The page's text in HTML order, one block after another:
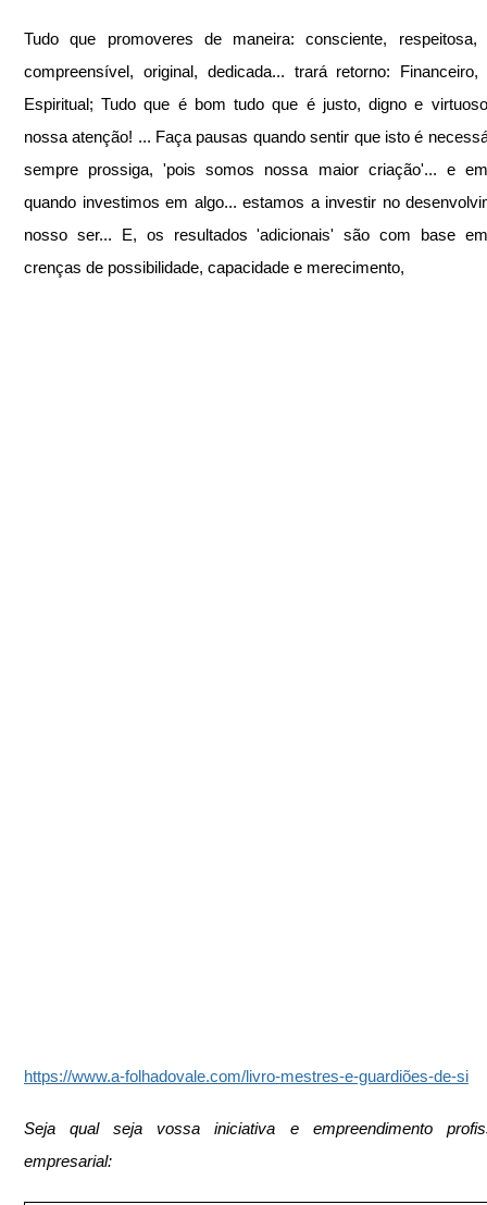
Tudo que promoveres de maneira: consciente, respeitosa,
compreensível, original, dedicada... trará retorno:
Espiritual; Tudo que é bom tudo que é justo, digno e
nossa atenção! ... Faça pausas quando sentir que isto é
sempre prossiga, 'pois somos nossa maior criação'... e
quando investimos em algo... estamos a investir no
nosso ser... E, os resultados 'adicionais' são com base
crenças de possibilidade, capacidade e merecimento,
https://www.a-folhadovale.com/livro-mestres-e-guardiões-de-si
Seja qual seja vossa iniciativa e empreendimento
empresarial: